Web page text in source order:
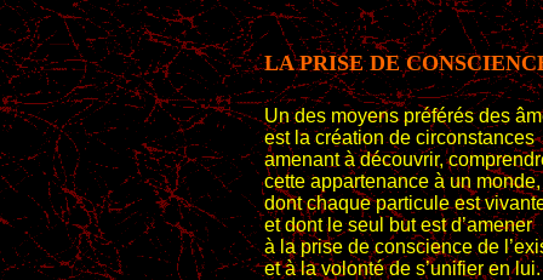
LA PRISE DE
Un des moyens préférés des
est la création de circonstances
amenant à découvrir,
cette appartenance à un monde,
dont chaque particule est
et dont le seul but est d’amener
à la prise de conscience de
et à la volonté de s’unifier en lui.